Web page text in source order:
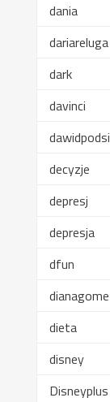
dania
dariareluga
dark
davinci
decyzje
depresj
depresja
dfun
dieta
disney
Disneyplus